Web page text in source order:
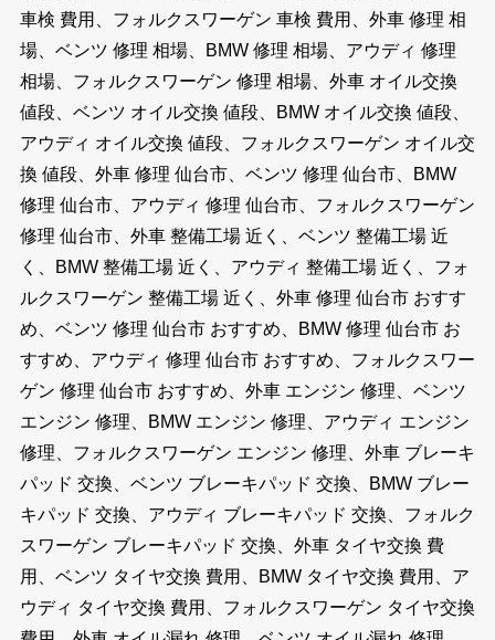
車検 費用、フォルクスワーゲン 車検 費用、外車 修理 相
場、ベンツ 修理 相場、BMW 修理 相場、アウディ 修理
相場、フォルクスワーゲン 修理 相場、外車 オイル交換
値段、ベンツ オイル交換 値段、BMW オイル交換 値段、
アウディ オイル交換 値段、フォルクスワーゲン オイル交
換 値段、外車 修理 仙台市、ベンツ 修理 仙台市、BMW
修理 仙台市、アウディ 修理 仙台市、フォルクスワーゲン
修理 仙台市、外車 整備工場 近く、ベンツ 整備工場 近
く、BMW 整備工場 近く、アウディ 整備工場 近く、フォ
ルクスワーゲン 整備工場 近く、外車 修理 仙台市 おすす
め、ベンツ 修理 仙台市 おすすめ、BMW 修理 仙台市 お
すすめ、アウディ 修理 仙台市 おすすめ、フォルクスワー
ゲン 修理 仙台市 おすすめ、外車 エンジン 修理、ベンツ
エンジン 修理、BMW エンジン 修理、アウディ エンジン
修理、フォルクスワーゲン エンジン 修理、外車 ブレーキ
パッド 交換、ベンツ ブレーキパッド 交換、BMW ブレー
キパッド 交換、アウディ ブレーキパッド 交換、フォルク
スワーゲン ブレーキパッド 交換、外車 タイヤ交換 費
用、ベンツ タイヤ交換 費用、BMW タイヤ交換 費用、ア
ウディ タイヤ交換 費用、フォルクスワーゲン タイヤ交換